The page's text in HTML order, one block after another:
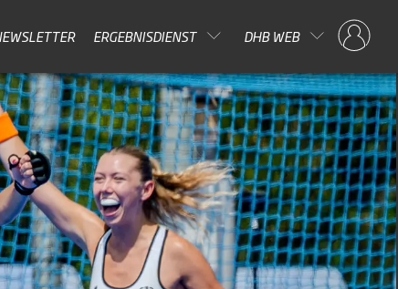
ERGEBNISDIENST DHB WEB